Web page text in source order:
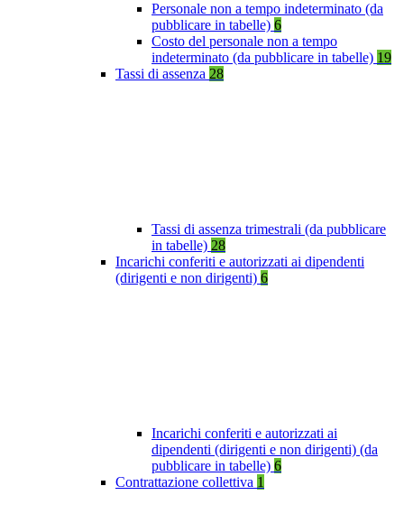
Personale non a tempo indeterminato (da
pubblicare in tabelle) 6
Costo del personale non a tempo
indeterminato (da pubblicare in tabelle) 19
Tassi di assenza 28
Tassi di assenza trimestrali (da pubblicare
in tabelle) 28
Incarichi conferiti e autorizzati ai dipendenti
(dirigenti e non dirigenti) 6
Incarichi conferiti e autorizzati ai
dipendenti (dirigenti e non dirigenti) (da
pubblicare in tabelle) 6
Contrattazione collettiva 1